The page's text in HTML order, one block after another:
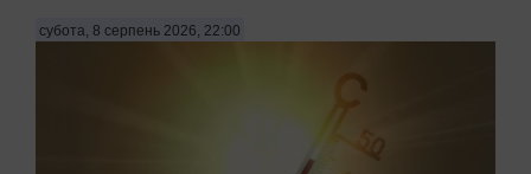
субота, 8 серпень 2026, 22:00